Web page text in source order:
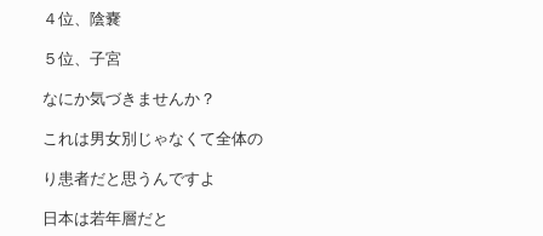
４位、陰嚢
５位、子宮
なにか気づきませんか？
これは男女別じゃなくて全体の
り患者だと思うんですよ
日本は若年層だと